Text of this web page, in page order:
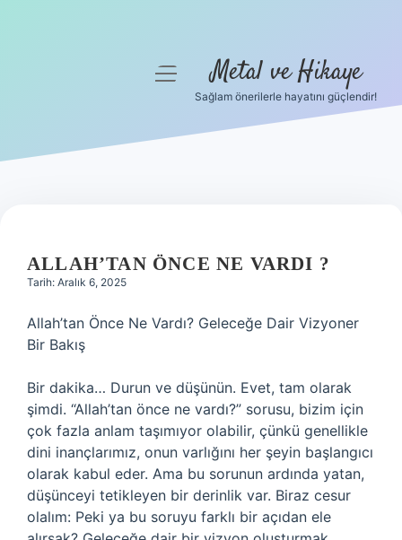
Hakkımızda
menüyüMetal ve Hikaye
Sağlam önerilerle hayatını güçlendir!
ALLAH’TAN ÖNCE NE VARDI ?
Tarih: Aralık 6, 2025
Allah’tan Önce Ne Vardı? Geleceğe Dair Vizyoner
Bir Bakış
Bir dakika… Durun ve düşünün. Evet, tam olarak
şimdi. “Allah’tan önce ne vardı?” sorusu, bizim için
çok fazla anlam taşımıyor olabilir, çünkü genellikle
dini inançlarımız, onun varlığını her şeyin başlangıcı
olarak kabul eder. Ama bu sorunun ardında yatan,
düşünceyi tetikleyen bir derinlik var. Biraz cesur
olalım: Peki ya bu soruyu farklı bir açıdan ele